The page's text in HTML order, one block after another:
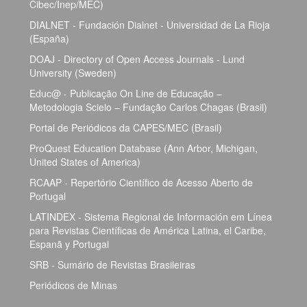
Cibec/Inep/MEC)
DIALNET - Fundación Dialnet - Universidad de La Rioja
(España)
DOAJ - Directory of Open Access Journals - Lund
University (Sweden)
Educ@ - Publicação On Line de Educação –
Metodologia Scielo – Fundação Carlos Chagas (Brasil)
Portal de Periódicos da CAPES/MEC (Brasil)
ProQuest Education Database (Ann Arbor, Michigan,
United States of America)
RCAAP - Repertório Científico de Acesso Aberto de
Portugal
LATINDEX - Sistema Regional de Información em Línea
para Revistas Científicas de América Latina, el Caribe,
Espanã y Portugal
SRB - Sumário de Revistas Brasileiras
Periódicos de Minas